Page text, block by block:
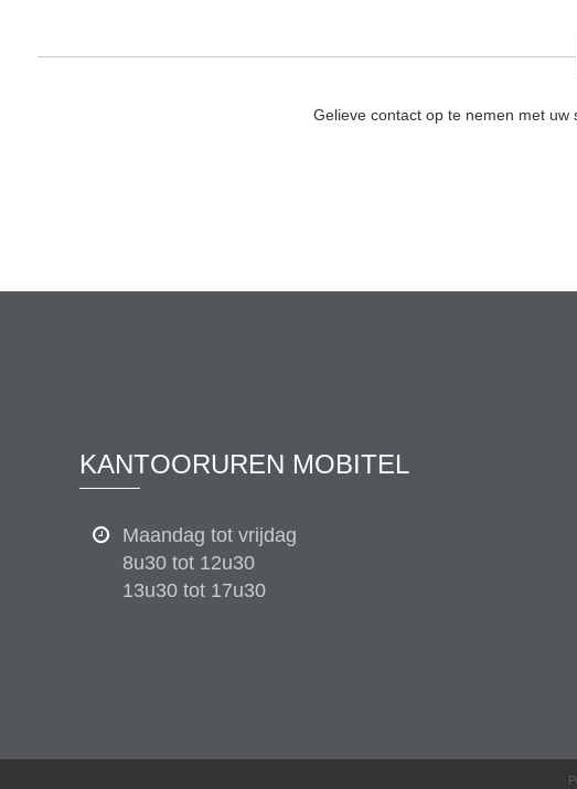
Gelieve contact op te nemen met
KANTOORUREN MOBITEL
Maandag tot vrijdag
8u30 tot 12u30
13u30 tot 17u30